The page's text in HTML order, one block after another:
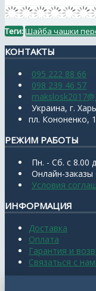
Теги:Шайба чашки
КОНТАКТЫ
095 222 88 66
098 239 46 57
Украина, г.
пл. Кононенко,
РЕЖИМ РАБОТЫ
Пн. - Сб. с 8.00
Онлайн-
Условия
ИНФОРМАЦИЯ
Доставка
Оплата
Гарантия и
Связаться с